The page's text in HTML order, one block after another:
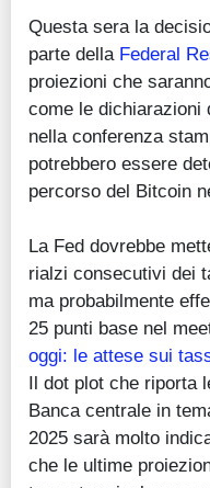
Questa sera la
parte della Federal
proiezioni che
come le dichiarazioni
nella conferenza
potrebbero essere
percorso del Bitcoin
La Fed dovrebbe
rialzi consecutivi dei
ma probabilmente
25 punti base nel
oggi: le attese sui
Il dot plot che riporta
Banca centrale in
2025 sarà molto
che le ultime